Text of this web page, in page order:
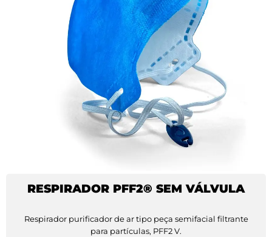
RESPIRADOR PFF2® SEM VÁLVULA
Respirador purificador de ar tipo peça semifacial filtrante
para partículas, PFF2 V.